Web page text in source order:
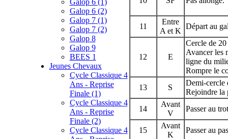
Galop 6 (1)
Galop 6 (2)
Galop 7 (1)
Galop 7 (2)
Galop 8
Galop 9
BEES 1
Jeunes Chevaux
Cycle Classique 4
Ans - Reprise
Finale (1)
Cycle Classique 4
Ans - Reprise
Finale (2)
Cycle Classique 4
11
Entre
A et K
Départ au
12 E
Cercle de 20
Avancer les
ligne du
Rompre le
13
S
Demi-cercle
Rejoindre la
14
Avant
V
Passer au
15
Avant
K
Passer au